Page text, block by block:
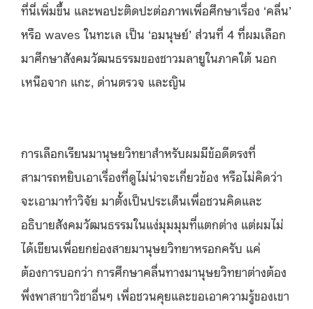
ที่นี่เพิ่มขึ้น และพอปะติดปะต่อภาพเพื่อศึกษาเรื่อง ‘คลื่น’
หรือ waves ในทะเล เป็น ‘อมนุษย์’ ส่วนที่ 4 ที่ผมเลือก
มาศึกษาสังคมวัฒนธรรมของชาวมลายูในภาคใต้ นอก
เหนือจาก แกะ, ด่านตรวจ และญิน
การเลือกเรียนมานุษยวิทยาสำหรับผมมีข้อดีตรงที่
สามารถหยิบเอาเรื่องที่ดูไม่น่าจะเกี่ยวข้อง หรือไม่คิดว่า
จะเอามาทำวิจัย มาตั้งเป็นประเด็นเพื่อชวนคิดและ
อธิบายสังคมวัฒนธรรมในแง่มุมมุมที่แตกต่าง แต่ผมไม่
ได้เขียนเพื่อยกย่องสายมานุษยวิทยาหรอกครับ แค่
ต้องการบอกว่า การศึกษาคลื่นทางมานุษยวิทยาต่างต้อง
พึ่งพาสาขาวิชาอื่นๆ เพื่อชวนคุยและขอเอาความรู้ของเขา